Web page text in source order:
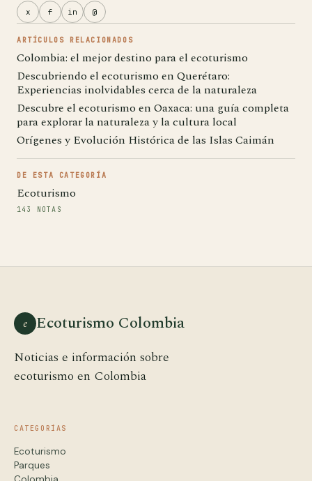
x f in @
ARTÍCULOS RELACIONADOS
Colombia: el mejor destino para el ecoturismo
Descubriendo el ecoturismo en Querétaro:
Experiencias inolvidables cerca de la naturaleza
Descubre el ecoturismo en Oaxaca: una guía completa
para explorar la naturaleza y la cultura local
Orígenes y Evolución Histórica de las Islas Caimán
DE ESTA CATEGORÍA
Ecoturismo
143 NOTAS
e Ecoturismo Colombia
Noticias e información sobre
ecoturismo en Colombia
CATEGORÍAS
Ecoturismo
Parques